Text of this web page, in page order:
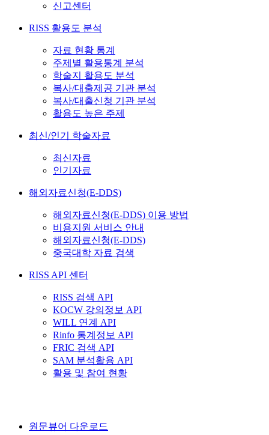
신고센터
RISS 활용도 분석
자료 현황 통계
주제별 활용통계 분석
학술지 활용도 분석
복사/대출제공 기관 분석
복사/대출신청 기관 분석
활용도 높은 주제
최신/인기 학술자료
최신자료
인기자료
해외자료신청(E-DDS)
해외자료신청(E-DDS) 이용 방법
비용지원 서비스 안내
해외자료신청(E-DDS)
중국대학 자료 검색
RISS API 센터
RISS 검색 API
KOCW 강의정보 API
WILL 연계 API
Rinfo 통계정보 API
FRIC 검색 API
SAM 분석활용 API
활용 및 참여 현황
원문뷰어 다운로드